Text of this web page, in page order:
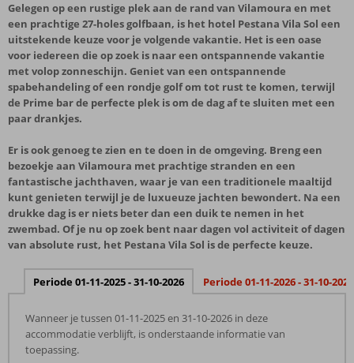
Gelegen op een rustige plek aan de rand van Vilamoura en met
een prachtige 27-holes golfbaan, is het hotel Pestana Vila Sol een
uitstekende keuze voor je volgende vakantie. Het is een oase
voor iedereen die op zoek is naar een ontspannende vakantie
met volop zonneschijn. Geniet van een ontspannende
spabehandeling of een rondje golf om tot rust te komen, terwijl
de Prime bar de perfecte plek is om de dag af te sluiten met een
paar drankjes.
Er is ook genoeg te zien en te doen in de omgeving. Breng een
bezoekje aan Vilamoura met prachtige stranden en een
fantastische jachthaven, waar je van een traditionele maaltijd
kunt genieten terwijl je de luxueuze jachten bewondert. Na een
drukke dag is er niets beter dan een duik te nemen in het
zwembad. Of je nu op zoek bent naar dagen vol activiteit of dagen
van absolute rust, het Pestana Vila Sol is de perfecte keuze.
Periode 01-11-2025 - 31-10-2026 Periode 01-11-2026 - 31-10-2027
Wanneer je tussen 01-11-2025 en 31-10-2026 in deze
accommodatie verblijft, is onderstaande informatie van
toepassing.